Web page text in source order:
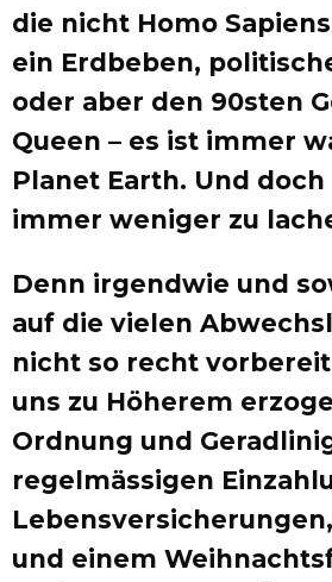
die nicht Homo
ein Erdbeben,
oder aber den 90sten
Queen – es ist immer
Planet Earth. Und
immer weniger zu
Denn irgendwie und
auf die vielen
nicht so recht
uns zu Höherem
Ordnung und
regelmässigen
und einem